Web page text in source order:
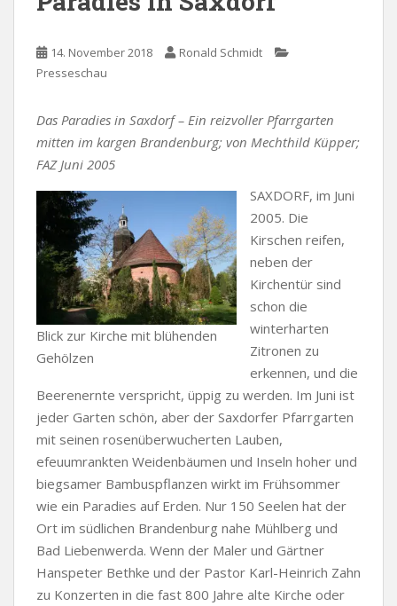
14. November 2018
Ronald Schmidt
Presseschau
Das Paradies in Saxdorf – Ein reizvoller Pfarrgarten
mitten im kargen Brandenburg; von Mechthild Küpper;
FAZ Juni 2005
Blick zur Kirche mit blühenden
Gehölzen
SAXDORF, im Juni
2005. Die
Kirschen reifen,
neben der
Kirchentür sind
schon die
winterharten
Zitronen zu
erkennen, und die
Beerenernte verspricht, üppig zu werden. Im Juni ist
jeder Garten schön, aber der Saxdorfer Pfarrgarten
mit seinen rosenüberwucherten Lauben,
efeuumrankten Weidenbäumen und Inseln hoher und
biegsamer Bambuspflanzen wirkt im Frühsommer
wie ein Paradies auf Erden. Nur 150 Seelen hat der
Ort im südlichen Brandenburg nahe Mühlberg und
Bad Liebenwerda. Wenn der Maler und Gärtner
Hanspeter Bethke und der Pastor Karl-Heinrich Zahn
zu Konzerten in die fast 800 Jahre alte Kirche oder